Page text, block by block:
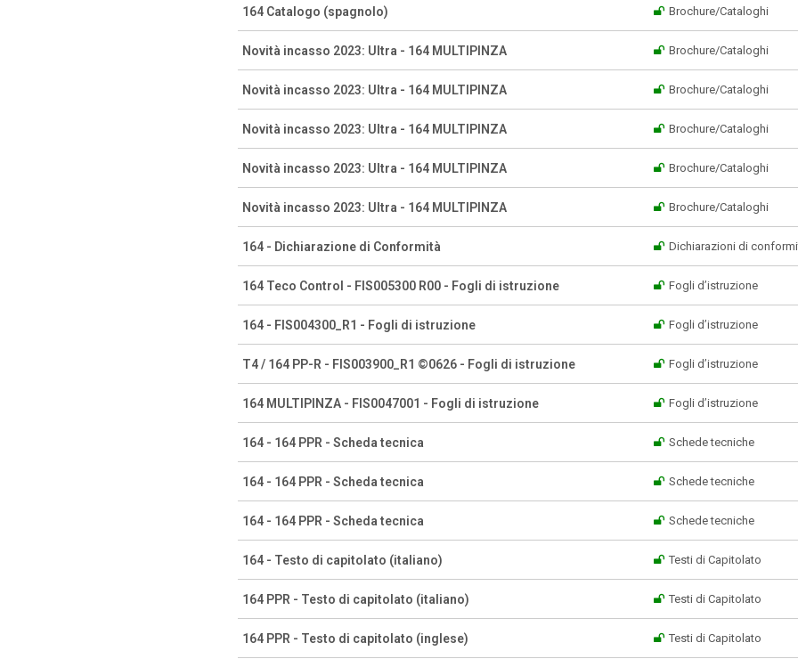
164 Catalogo (spagnolo) Brochure/Cataloghi
Novità incasso 2023: Ultra - 164 MULTIPINZA Brochure/Cataloghi
Novità incasso 2023: Ultra - 164 MULTIPINZA Brochure/Cataloghi
Novità incasso 2023: Ultra - 164 MULTIPINZA Brochure/Cataloghi
Novità incasso 2023: Ultra - 164 MULTIPINZA Brochure/Cataloghi
Novità incasso 2023: Ultra - 164 MULTIPINZA Brochure/Cataloghi
164 - Dichiarazione di Conformità Dichiarazioni di
164 Teco Control - FIS005300 R00 - Fogli di istruzione Fogli d’istruzione
164 - FIS004300_R1 - Fogli di istruzione Fogli d’istruzione
T4 / 164 PP-R - FIS003900_R1 ©0626 - Fogli di istruzione Fogli d’istruzione
164 MULTIPINZA - FIS0047001 - Fogli di istruzione Fogli d’istruzione
164 - 164 PPR - Scheda tecnica Schede tecniche
164 - 164 PPR - Scheda tecnica Schede tecniche
164 - 164 PPR - Scheda tecnica Schede tecniche
164 - Testo di capitolato (italiano) Testi di Capitolato
164 PPR - Testo di capitolato (italiano) Testi di Capitolato
164 PPR - Testo di capitolato (inglese) Testi di Capitolato